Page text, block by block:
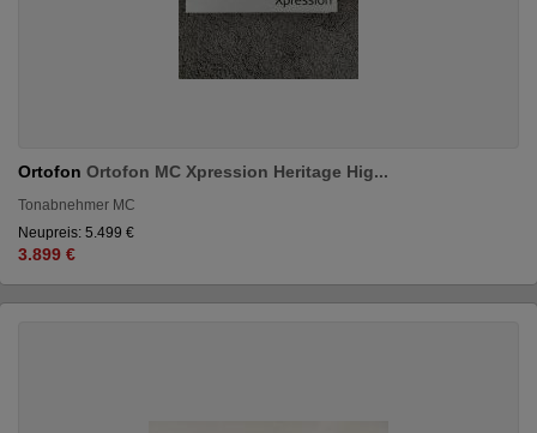
Ortofon Ortofon MC Xpression Heritage Hig...
Tonabnehmer MC
Neupreis: 5.499 €
3.899 €